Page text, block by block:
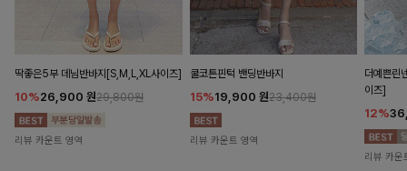
딱좋은5부 데님반바지[S,M,L,XL사이즈]
10%26,900 원29,800원
리뷰 카운트 영역
쿨코튼핀턱 밴딩반바지
15%19,900 원23,400원
리뷰 카운트 영역
더예쁜린
이즈]
12%
리뷰 카운